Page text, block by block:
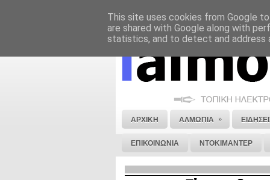
ΝΟΜΙΚΗ ΣΗΜΕΙΩΣΗ ΔΙΑΦΗΜΙΣΗ
ΑΡΧΙΚΗ ΑΛΜΩΠΙΑ »
ΕΠΙΚΟΙΝΩΝΙΑ ΝΤΟΚΙΜΑΝΤΕΡ
This site uses cookies from Google
are shared with Google along with
statistics, and to detect and address